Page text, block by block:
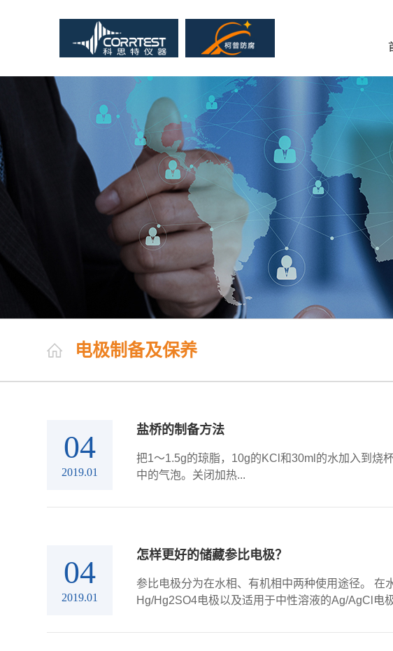
电极制备及保养
04
2019.01
盐桥的制备方法
把1～1.5g的琼脂，10g的KCl和30ml的水加入到烧
中的气泡。关闭加热...
04
2019.01
怎样更好的储藏参比电极？
参比电极分为在水相、有机相中两种使用途径。
Hg/Hg2SO4电极以及适用于中性溶液的Ag/AgCl电